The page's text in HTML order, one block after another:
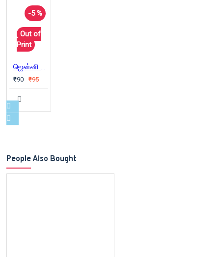
-5 %
Out of
Print
ஜென்னி மார்க்ஸ்
₹90 ₹95
People Also Bought